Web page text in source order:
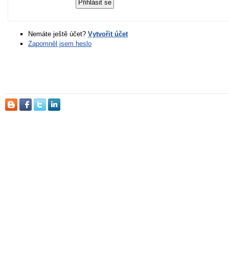
Nemáte ještě účet? Vytvořit účet
Zapomněl jsem heslo